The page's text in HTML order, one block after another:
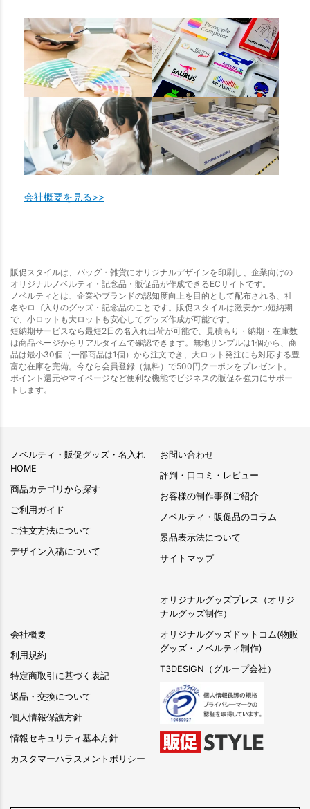
会社概要を見る>>
販促スタイルは、バッグ・雑貨にオリジナルデザインを印刷し、企業向けの
オリジナルノベルティ・記念品・販促品が作成できるECサイトです。
ノベルティとは、企業やブランドの認知度向上を目的として配布される、社
名やロゴ入りのグッズ・記念品のことです。販促スタイルは激安かつ短納期
で、小ロットも大ロットも安心してグッズ作成が可能です。
短納期サービスなら最短2日の名入れ出荷が可能で、見積もり・納期・在庫数
は商品ページからリアルタイムで確認できます。無地サンプルは1個から、商
品は最小30個（一部商品は1個）から注文でき、大ロット発注にも対応する豊
富な在庫を完備。今なら会員登録（無料）で500円クーポンをプレゼント。
ポイント還元やマイページなど便利な機能でビジネスの販促を強力にサポー
トします。
ノベルティ・販促グッズ・名入れ
HOME
商品カテゴリから探す
ご利用ガイド
ご注文方法について
デザイン入稿について
会社概要
利用規約
特定商取引に基づく表記
返品・交換について
個人情報保護方針
情報セキュリティ基本方針
カスタマーハラスメントポリシー
お問い合わせ
評判・口コミ・レビュー
お客様の制作事例ご紹介
ノベルティ・販促品のコラム
景品表示法について
サイトマップ
オリジナルグッズプレス（オリジ
ナルグッズ制作）
オリジナルグッズドットコム(物販
グッズ・ノベルティ制作)
T3DESIGN（グループ会社）